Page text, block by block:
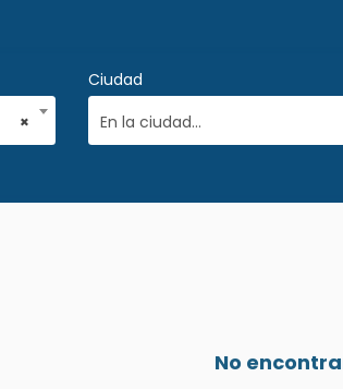
×
Ciudad
En la ciudad...
No